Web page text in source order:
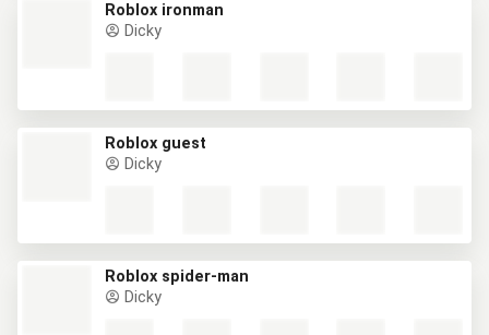
Roblox ironman
Dicky
Roblox guest
Dicky
Roblox spider-man
Dicky